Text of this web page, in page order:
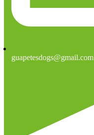
guapetesdogs@gmail.com